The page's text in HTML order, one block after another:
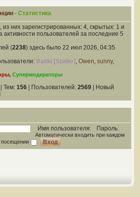
- Статистика
, из них зарегистрированных: 4, скрытых: 1 и
активности пользователей за последние 5
(2238) здесь было 22 июл 2026, 04:35
Baidu [Spider] , Owen, sunny,
, Супермодераторы
| Тем: 156 | Пользователей: 2569 | Новый
Имя пользователя:
Пароль:
Автоматически входить при каждом
посещении